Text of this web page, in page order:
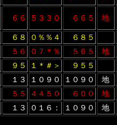
６６ ５３３０ ６６５ 地
６８ ０％％４
６８５
５６ ０７＊％ ５６５
地
９５ １＊＃＞
９５５
１３ １０９０ １０９０
地
５５ ４４５０ ６００ 地
１３ ０１６： １０９０ 地